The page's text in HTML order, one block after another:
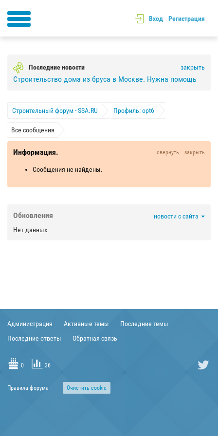
Вход Регистрация
Последние новости закрыть
Строительство дома из бруса в Москве. Нужна помощь
Строительный форум - SSA.RU Профиль: opt6
Все сообщения
Информация. свернуть закрыть
Сообщения не найдены.
Обновления
новости с сайта
Нет данных
Администрация Активные темы
Последние темы
Последние ответы
Обратная связь
0 36
Правила форума Очиcтить cookie